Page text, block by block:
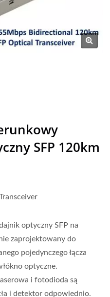
SFP 120km
optyczny SFP na
zaprojektowany do
pojedynczego łącza
optyczne.
i fotodioda są
i detektor odpowiednio.